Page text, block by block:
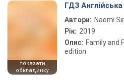
показати
обкладинку
ГДЗ
Автори: Naomi
Рік: 2019
Опис: Family and
edition